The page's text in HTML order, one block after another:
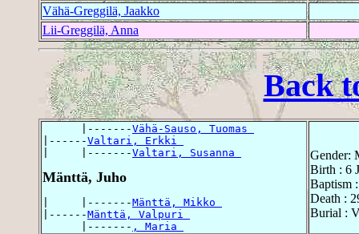
Vähä-Greggilä, Jaakko
Lii-Greggilä, Anna
Back
      |-------
Vähä-Sauso, Tuomas
|------Valtari, Erkki
|     |-------Valtari, Susanna
Mänttä, Juho
|     |-------Mänttä, Mikko
|------Mänttä, Valpuri
      |-------
, Maria
Gender:
Birth : 6
Baptism
Death :
Burial :